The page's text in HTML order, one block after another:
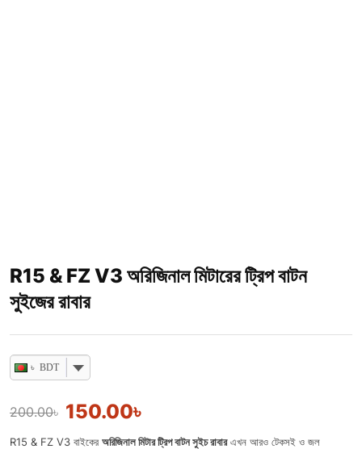
R15 & FZ V3 অরিজিনাল মিটারের ট্রিপ বাটন
সুইজের রাবার
৳ BDT
200.00৳ 150.00৳
R15 & FZ V3 বাইকের অরিজিনাল মিটার ট্রিপ বাটন সুইচ রাবারএখন আরও টেকসই ও জল